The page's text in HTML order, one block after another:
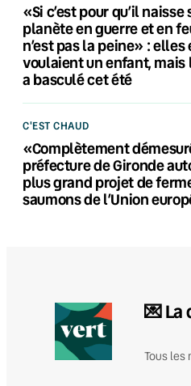
«Si c’est pour qu’il naisse
planète en guerre et en
n’est pas la peine» : elles
voulaient un enfant, mais
a basculé cet été
C'EST CHAUD
«Complètement
préfecture de Gironde
plus grand projet de
saumons de l’Union
💌
Tous les